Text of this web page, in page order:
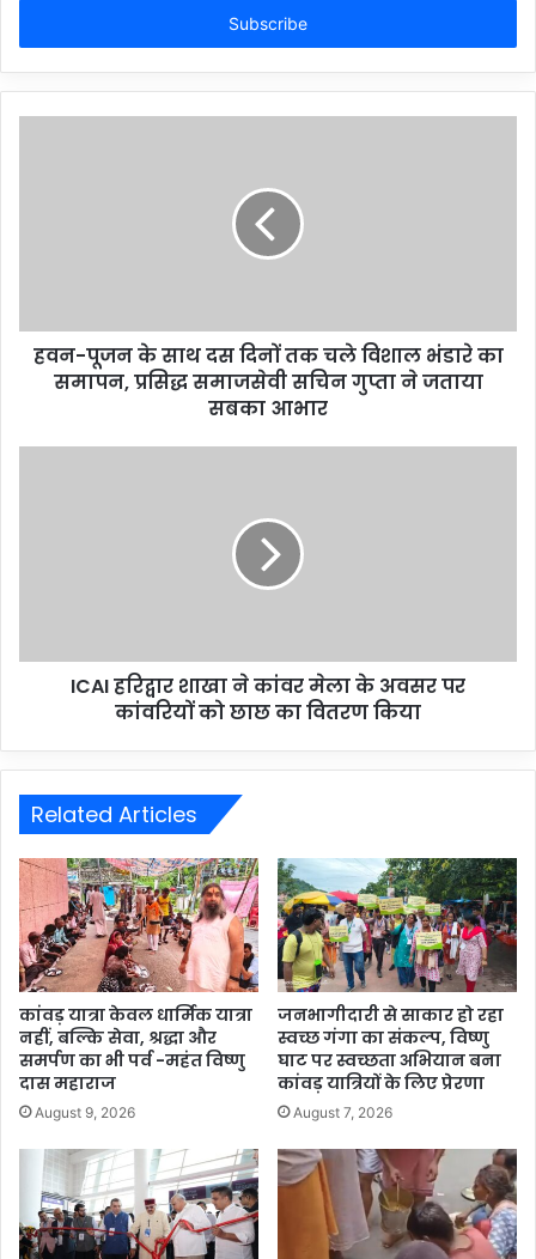
हवन-पूजन के साथ दस दिनों तक चले विशाल भंडारे का
समापन, प्रसिद्ध समाजसेवी सचिन गुप्ता ने जताया
सबका आभार
ICAI हरिद्वार शाखा ने कांवर मेला के अवसर पर
कांवरियों को छाछ का वितरण किया
Related Articles
कांवड़ यात्रा केवल धार्मिक यात्रा
नहीं, बल्कि सेवा, श्रद्धा और
समर्पण का भी पर्व -महंत विष्णु
दास महाराज
August 9, 2026
जनभागीदारी से साकार हो रहा
स्वच्छ गंगा का संकल्प, विष्णु
घाट पर स्वच्छता अभियान बना
कांवड़ यात्रियों के लिए प्रेरणा
August 7, 2026